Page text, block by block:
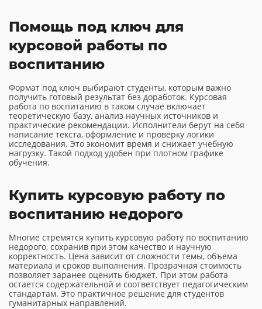
Помощь под ключ для
курсовой работы по
воспитанию
Формат под ключ выбирают студенты, которым важно
получить готовый результат без доработок. Курсовая
работа по воспитанию в таком случае включает
теоретическую базу, анализ научных источников и
практические рекомендации. Исполнители берут на себя
написание текста, оформление и проверку логики
исследования. Это экономит время и снижает учебную
нагрузку. Такой подход удобен при плотном графике
обучения.
Купить курсовую работу по
воспитанию недорого
Многие стремятся купить курсовую работу по воспитанию
недорого, сохранив при этом качество и научную
корректность. Цена зависит от сложности темы, объема
материала и сроков выполнения. Прозрачная стоимость
позволяет заранее оценить бюджет. При этом работа
остается содержательной и соответствует педагогическим
стандартам. Это практичное решение для студентов
гуманитарных направлений.